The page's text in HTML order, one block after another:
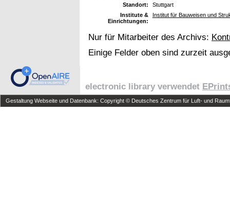
Standort:
Stuttgart
Institute &
Einrichtungen:
Institut für Bauweisen und
Nur für Mitarbeiter des Archivs:
Einige Felder oben sind zurzeit
electronic library verwendet
Gestaltung Webseite und Datenbank: Copyright © Deutsches Zentrum für Luft- und